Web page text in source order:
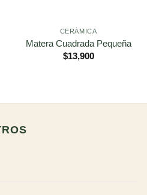
CERÁMICA
Matera Cuadrada Pequeña
$13,900